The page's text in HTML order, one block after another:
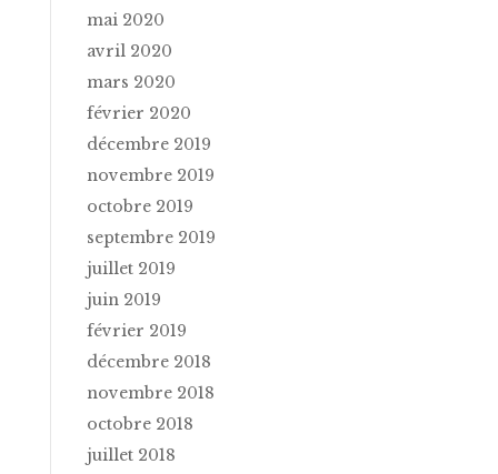
mai 2020
avril 2020
mars 2020
février 2020
décembre 2019
novembre 2019
octobre 2019
septembre 2019
juillet 2019
juin 2019
février 2019
décembre 2018
novembre 2018
octobre 2018
juillet 2018